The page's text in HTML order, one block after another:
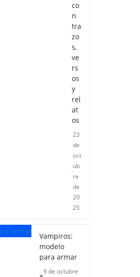
co
n
tra
zo
s,
ve
rs
os
y
rel
at
os
23
de
oct
ub
re
de
20
25
Vampiros:
modelo
para armar
9 de octubre